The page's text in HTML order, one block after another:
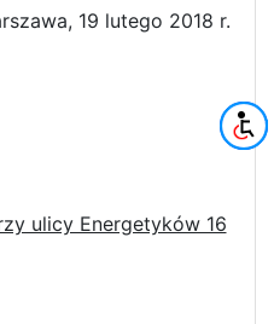
19 lutego 2018 r.
ulicy Energetyków 16